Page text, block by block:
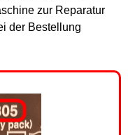
zur Reparatur
der Bestellung